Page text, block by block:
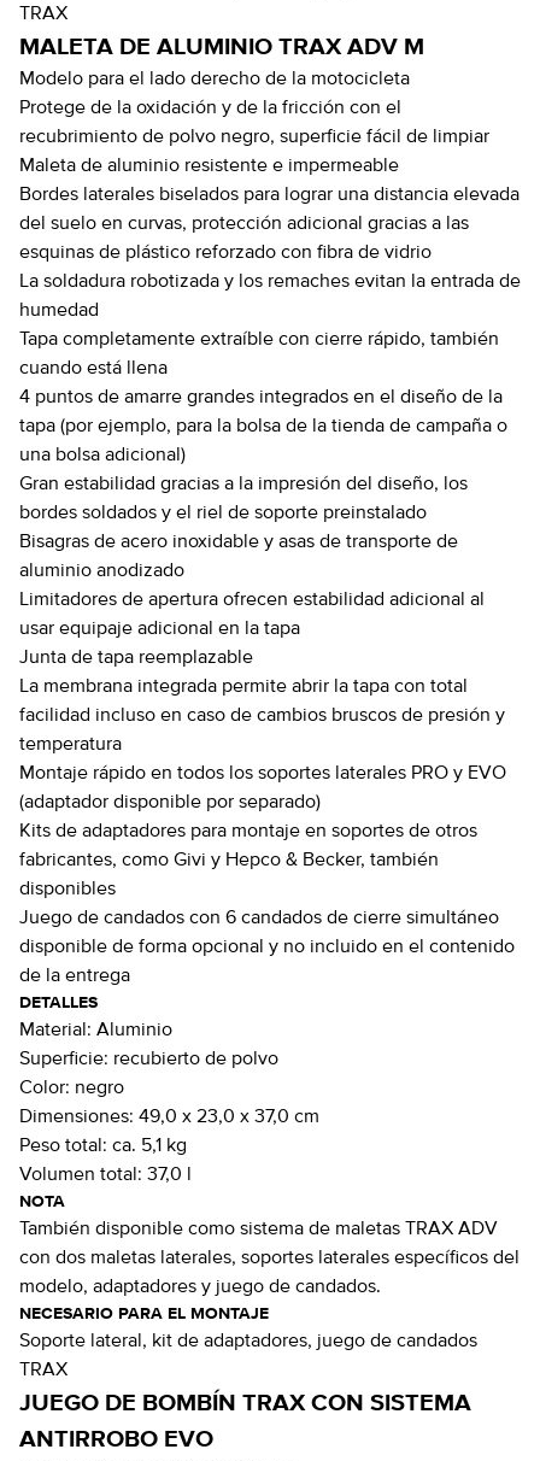
TRAX
MALETA DE ALUMINIO TRAX ADV M
Modelo para el lado derecho de la motocicleta
Protege de la oxidación y de la fricción con el
recubrimiento de polvo negro, superficie fácil de limpiar
Maleta de aluminio resistente e impermeable
Bordes laterales biselados para lograr una distancia elevada
del suelo en curvas, protección adicional gracias a las
esquinas de plástico reforzado con fibra de vidrio
La soldadura robotizada y los remaches evitan la entrada de
humedad
Tapa completamente extraíble con cierre rápido, también
cuando está llena
4 puntos de amarre grandes integrados en el diseño de la
tapa (por ejemplo, para la bolsa de la tienda de campaña o
una bolsa adicional)
Gran estabilidad gracias a la impresión del diseño, los
bordes soldados y el riel de soporte preinstalado
Bisagras de acero inoxidable y asas de transporte de
aluminio anodizado
Limitadores de apertura ofrecen estabilidad adicional al
usar equipaje adicional en la tapa
Junta de tapa reemplazable
La membrana integrada permite abrir la tapa con total
facilidad incluso en caso de cambios bruscos de presión y
temperatura
Montaje rápido en todos los soportes laterales PRO y EVO
(adaptador disponible por separado)
Kits de adaptadores para montaje en soportes de otros
fabricantes, como Givi y Hepco & Becker, también
disponibles
Juego de candados con 6 candados de cierre simultáneo
disponible de forma opcional y no incluido en el contenido
de la entrega
DETALLES
Material: Aluminio
Superficie: recubierto de polvo
Color: negro
Dimensiones: 49,0 x 23,0 x 37,0 cm
Peso total: ca. 5,1 kg
Volumen total: 37,0 l
NOTA
También disponible como sistema de maletas TRAX ADV
con dos maletas laterales, soportes laterales específicos del
modelo, adaptadores y juego de candados.
NECESARIO PARA EL MONTAJE
Soporte lateral, kit de adaptadores, juego de candados
TRAX
JUEGO DE BOMBÍN TRAX CON SISTEMA
ANTIRROBO EVO